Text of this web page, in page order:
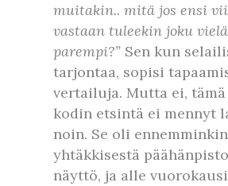
muitakin.. mitä jos ensi
vastaan tuleekin joku vielä
parempi?” Sen kun
tarjontaa, sopisi
vertailuja. Mutta ei,
kodin etsintä ei mennyt
noin. Se oli ennemminkin
yhtäkkisestä
näyttö, ja alle